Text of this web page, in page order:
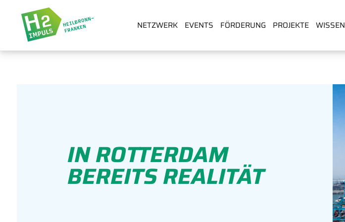
NETZWERK EVENTS FÖRDERUNG PROJEKTE WISSEN
IN ROTTERDAM
BEREITS REALITÄT